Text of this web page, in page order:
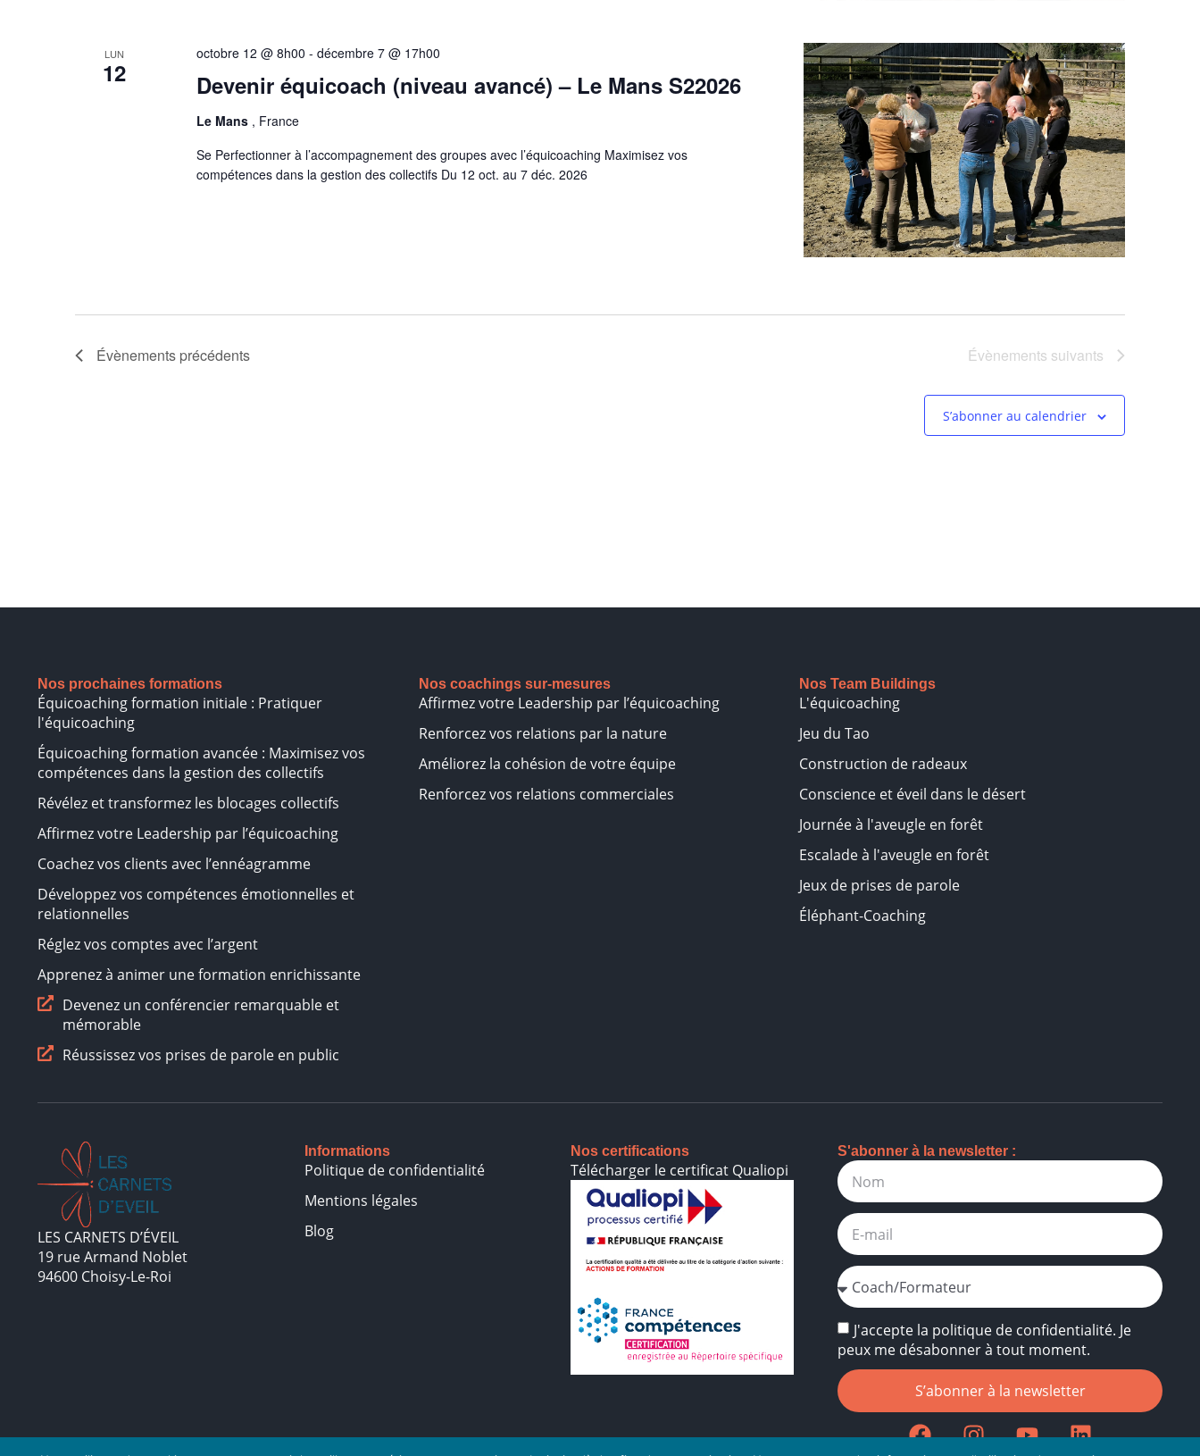
LUN
12 Devenir équicoach (niveau avancé) – Le Mans S22026
octobre 12 @ 8h00 - décembre 7 @ 17h00
Le Mans , France
Se Perfectionner à l’accompagnement des groupes avec l’équicoaching Maximisez vos
compétences dans la gestion des collectifs Du 12 oct. au 7 déc. 2026
Évènements précédents Évènements suivants
S’abonner au calendrier
Nos prochaines formations
Équicoaching formation initiale : Pratiquer
l'équicoaching
Équicoaching formation avancée : Maximisez vos
compétences dans la gestion des collectifs
Révélez et transformez les blocages collectifs
Affirmez votre Leadership par l’équicoaching
Coachez vos clients avec l’ennéagramme
Développez vos compétences émotionnelles et
relationnelles
Réglez vos comptes avec l’argent
Apprenez à animer une formation enrichissante
Devenez un conférencier remarquable et
mémorable
Réussissez vos prises de parole en public
Nos coachings sur-mesures
Affirmez votre Leadership par l’équicoaching
Renforcez vos relations par la nature
Améliorez la cohésion de votre équipe
Renforcez vos relations commerciales
Nos Team Buildings
L'équicoaching
Jeu du Tao
Construction de radeaux
Conscience et éveil dans le désert
Journée à l'aveugle en forêt
Escalade à l'aveugle en forêt
Jeux de prises de parole
Éléphant-Coaching
LES CARNETS D’ÉVEIL
19 rue Armand Noblet
94600 Choisy-Le-Roi
Informations
Politique de confidentialité
Mentions légales
Blog
Nos certifications
Télécharger le certificat Qualiopi
S'abonner à la newsletter :
J'accepte la politique de confidentialité. Je
peux me désabonner à tout moment.
S’abonner à la newsletter